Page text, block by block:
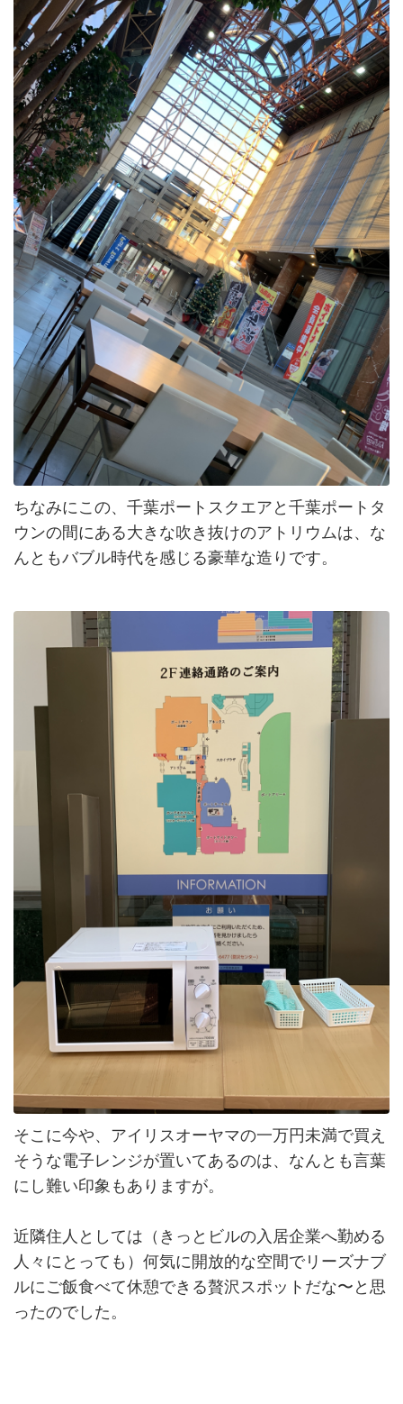
ちなみにこの、千葉ポートスクエアと千葉ポートタ
ウンの間にある大きな吹き抜けのアトリウムは、な
んともバブル時代を感じる豪華な造りです。
そこに今や、アイリスオーヤマの一万円未満で買え
そうな電子レンジが置いてあるのは、なんとも言葉
にし難い印象もありますが。
近隣住人としては（きっとビルの入居企業へ勤める
人々にとっても）何気に開放的な空間でリーズナブ
ルにご飯食べて休憩できる贅沢スポットだな〜と思
ったのでした。